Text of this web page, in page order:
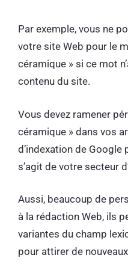
Par exemple, vous ne
votre site Web pour le
céramique » si ce mot
contenu du site.
Vous devez ramener
céramique » dans vos
d’indexation de Google
s’agit de votre secteur
Aussi, beaucoup de
à la rédaction Web, ils
variantes du champ
pour attirer de